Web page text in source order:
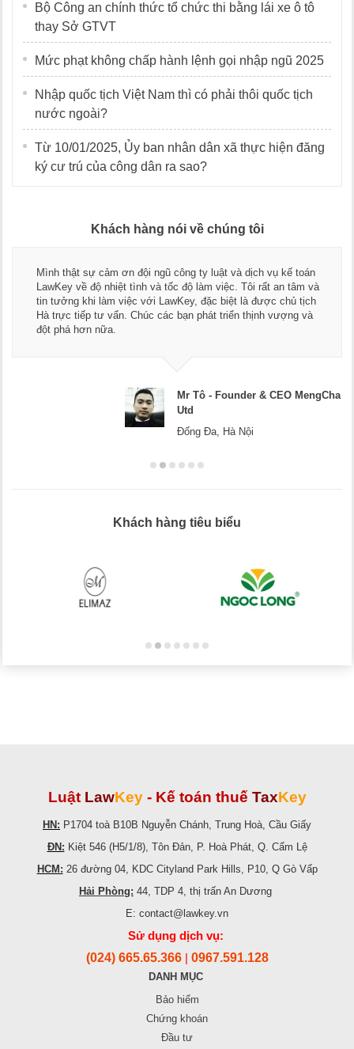
Bộ Công an chính thức tổ chức thi bằng lái xe ô tô
thay Sở GTVT
Mức phạt không chấp hành lệnh gọi nhập ngũ 2025
Nhập quốc tịch Việt Nam thì có phải thôi quốc tịch
nước ngoài?
Từ 10/01/2025, Ủy ban nhân dân xã thực hiện đăng
ký cư trú của công dân ra sao?
Khách hàng nói về chúng tôi
Mình thật sự cảm ơn đội ngũ công ty luật và dịch vụ kế toán
LawKey về độ nhiệt tình và tốc độ làm việc. Tôi rất an tâm và
tin tưởng khi làm việc với LawKey, đặc biệt là được chủ tịch
Hà trực tiếp tư vấn. Chúc các bạn phát triển thịnh vượng và
đột phá hơn nữa.
Mr Tô - Founder & CEO MengCha
Utd
Đống Đa, Hà Nội
Khách hàng tiêu biểu
Luật LawKey - Kế toán thuế TaxKey
HN: P1704 toà B10B Nguyễn Chánh, Trung Hoà, Cầu Giấy
ĐN: Kiệt 546 (H5/1/8), Tôn Đản, P. Hoà Phát, Q. Cẩm Lệ
HCM: 26 đường 04, KDC Cityland Park Hills, P10, Q Gò Vấp
Hải Phòng: 44, TDP 4, thị trấn An Dương
E: contact@lawkey.vn
Sử dụng dịch vụ:
(024) 665.65.366 0967.591.128
DANH MỤC
Bảo hiểm
Chứng khoán
Đầu tư